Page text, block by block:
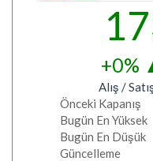
+0%
Alış /
Önceki Kapanış
Bugün En Yüksek
Bugün En Düşük
Güncelleme